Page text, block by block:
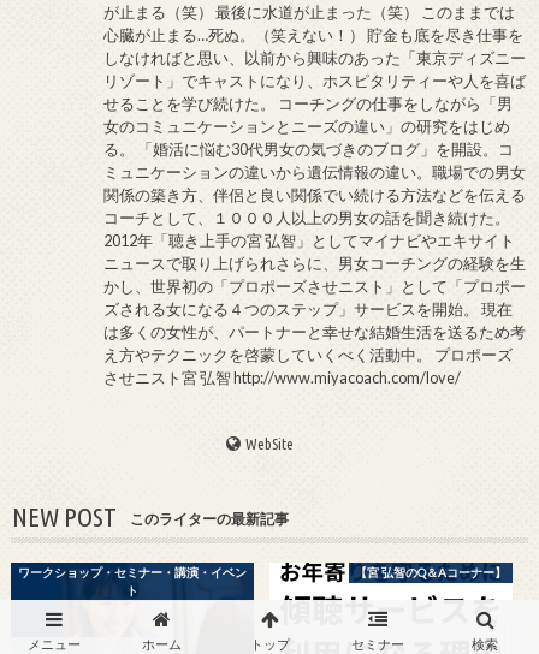
メニュー ホーム トップ セミナー 検索
が止まる（笑） 最後に水道が止まった（笑） このままでは
心臓が止まる…死ぬ。（笑えない！） 貯金も底を尽き仕事を
しなければと思い、以前から興味のあった「東京ディズニー
リゾート」でキャストになり、ホスピタリティーや人を喜ば
せることを学び続けた。 コーチングの仕事をしながら「男
女のコミュニケーションとニーズの違い」の研究をはじめ
る。 「婚活に悩む30代男女の気づきのブログ」を開設。コ
ミュニケーションの違いから遺伝情報の違い。職場での男女
関係の築き方、伴侶と良い関係でい続ける方法などを伝える
コーチとして、１０００人以上の男女の話を聞き続けた。
2012年「聴き上手の宮 弘智」としてマイナビやエキサイト
ニュースで取り上げられさらに、男女コーチングの経験を生
かし、世界初の「プロポーズさせニスト」として「プロポー
ズされる女になる４つのステップ」サービスを開始。 現在
は多くの女性が、パートナーと幸せな結婚生活を送るため考
え方やテクニックを啓蒙していくべく活動中。 プロポーズ
させニスト宮 弘智 http://www.miyacoach.com/love/
WebSite
NEW POST このライターの最新記事
ワークショップ・セミナー・講演・イベン
ト
【宮 弘智のQ＆Aコーナー】